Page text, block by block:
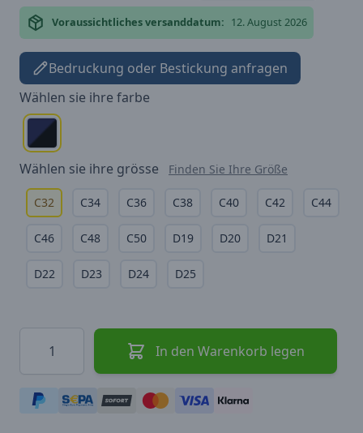
Voraussichtliches versanddatum: 12. August 2026
Bedruckung oder Bestickung anfragen
Wählen sie ihre farbe
Wählen sie ihre grösse Finden Sie Ihre Größe
C32 C34 C36 C38 C40 C42 C44
C46 C48 C50 D19 D20 D21
D22 D23 D24 D25
In den Warenkorb legen